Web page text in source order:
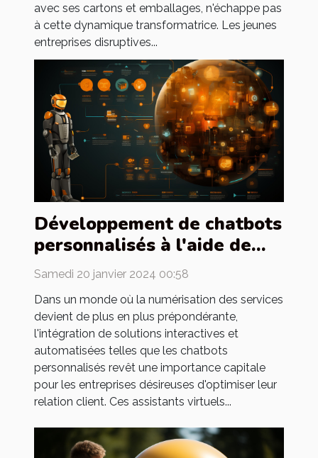
avec ses cartons et emballages, n'échappe pas
à cette dynamique transformatrice. Les jeunes
entreprises disruptives...
Développement de chatbots
personnalisés à l'aide de
chat gpt pour les
entreprises
Samedi 20 janvier 2024 00:58
Dans un monde où la numérisation des services
devient de plus en plus prépondérante,
l'intégration de solutions interactives et
automatisées telles que les chatbots
personnalisés revêt une importance capitale
pour les entreprises désireuses d'optimiser leur
relation client. Ces assistants virtuels...